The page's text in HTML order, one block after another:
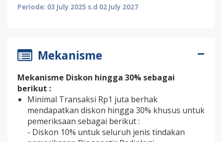
Periode: 03 July 2025 s.d 02 July 2027
Mekanisme
Mekanisme Diskon hingga 30% sebagai
berikut :
Minimal Transaksi Rp1 juta berhak
mendapatkan diskon hingga 30% khusus untuk
pemeriksaan sebagai berikut :
- Diskon 10% untuk seluruh jenis tindakan